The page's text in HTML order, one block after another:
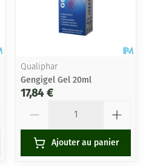
Qualiphar
Gengigel Gel 20ml
17,84 €
Ajouter au panier